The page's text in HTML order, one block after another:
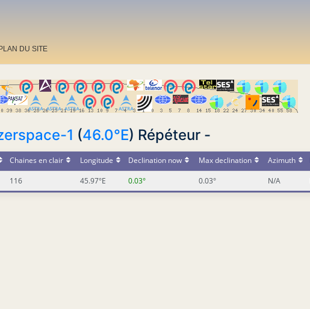
DU SITE
1 (46.0°E) Répéteur -
Chaines en clair Longitude Declination now Max declination Azimuth
116 45.97°E 0.03° 0.03° N/A